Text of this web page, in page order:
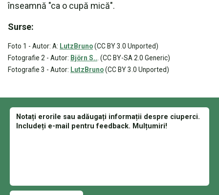
înseamnă "ca o cupă mică".
Surse:
Foto 1 - Autor: A: LutzBruno(CC BY 3.0 Unported)
Fotografie 2 - Autor: Björn S.. . (CC BY-SA 2.0 Generic)
Fotografie 3 - Autor: LutzBruno(CC BY 3.0 Unported)